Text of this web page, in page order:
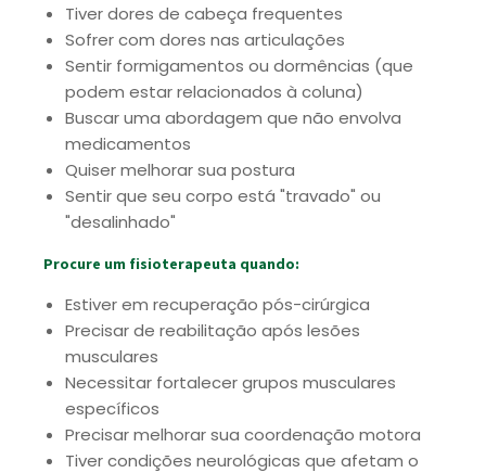
Tiver dores de cabeça frequentes
Sofrer com dores nas articulações
Sentir formigamentos ou dormências (que
podem estar relacionados à coluna)
Buscar uma abordagem que não envolva
medicamentos
Quiser melhorar sua postura
Sentir que seu corpo está "travado" ou
"desalinhado"
Procure um fisioterapeuta quando:
Estiver em recuperação pós-cirúrgica
Precisar de reabilitação após lesões
musculares
Necessitar fortalecer grupos musculares
específicos
Precisar melhorar sua coordenação motora
Tiver condições neurológicas que afetam o